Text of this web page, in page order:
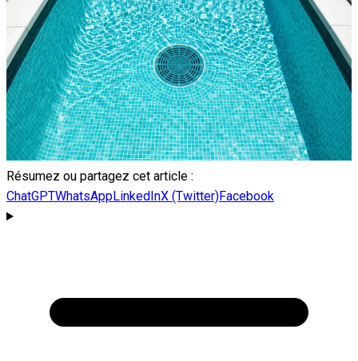
Résumez ou partagez cet article :
ChatGPTWhatsAppLinkedInX (Twitter)Facebook